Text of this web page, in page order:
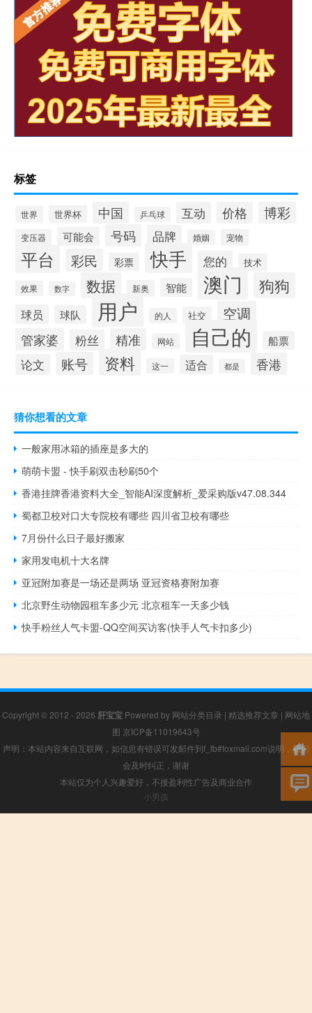
标签
世界 世界杯 中国 乒乓球 互动 价格 博彩
变压器 可能会 号码 品牌 婚姻 宠物
平台 彩民 彩票 快手 您的 技术
效果 数字 数据 新奥 智能 澳门 狗狗
球员 球队 用户 的人 社交 空调
管家婆 粉丝 精准 网站 自己的 船票
论文 账号 资料 这一 适合 都是 香港
猜你想看的文章
一般家用冰箱的插座是多大的
萌萌卡盟 - 快手刷双击秒刷50个
香港挂牌香港资料大全_智能AI深度解析_爱采购版v47.08.344
蜀都卫校对口大专院校有哪些 四川省卫校有哪些
7月份什么日子最好搬家
家用发电机十大名牌
亚冠附加赛是一场还是两场 亚冠资格赛附加赛
北京野生动物园租车多少元 北京租车一天多少钱
快手粉丝人气卡盟-QQ空间买访客(快手人气卡扣多少)
Copyright © 2012 - 2026 肝宝宝 Powered by 网站分类目录 | 精选推荐文章 | 网站地
图 京ICP备11019643号
声明：本站内容来自互联网，如信息有错误可发邮件到f_fb#foxmail.com说明，我们
会及时纠正，谢谢
本站仅为个人兴趣爱好，不接盈利性广告及商业合作
小男孩